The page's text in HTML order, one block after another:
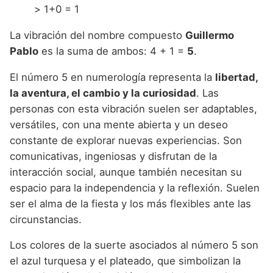
> 1+0 = 1
La vibración del nombre compuesto Guillermo
Pablo es la suma de ambos: 4 + 1 = 5.
El número 5 en numerología representa la libertad,
la aventura, el cambio y la curiosidad. Las
personas con esta vibración suelen ser adaptables,
versátiles, con una mente abierta y un deseo
constante de explorar nuevas experiencias. Son
comunicativas, ingeniosas y disfrutan de la
interacción social, aunque también necesitan su
espacio para la independencia y la reflexión. Suelen
ser el alma de la fiesta y los más flexibles ante las
circunstancias.
Los colores de la suerte asociados al número 5 son
el azul turquesa y el plateado, que simbolizan la